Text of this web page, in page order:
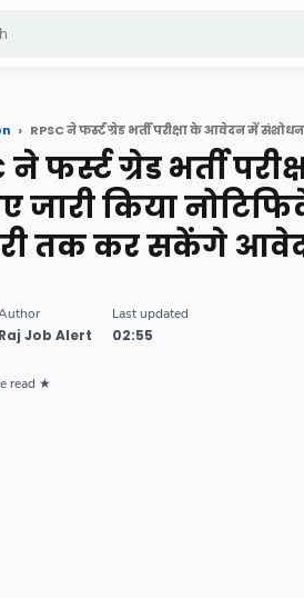
ने फर्स्ट ग्रेड भर्ती
जारी किया
तक कर सकेंगे
read